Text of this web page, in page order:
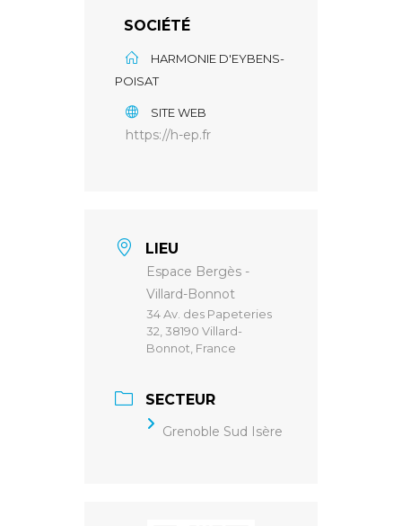
SOCIÉTÉ
HARMONIE D'EYBENS-
POISAT
SITE WEB
https://h-ep.fr
LIEU
Espace Bergès -
Villard-Bonnot
34 Av. des Papeteries
32, 38190 Villard-
Bonnot, France
SECTEUR
Grenoble Sud Isère